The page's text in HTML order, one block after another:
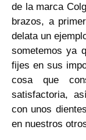
de la marca
brazos, a
delata un
sometemos ya
fijes en sus
cosa que
satisfactoria,
con unos
en nuestros